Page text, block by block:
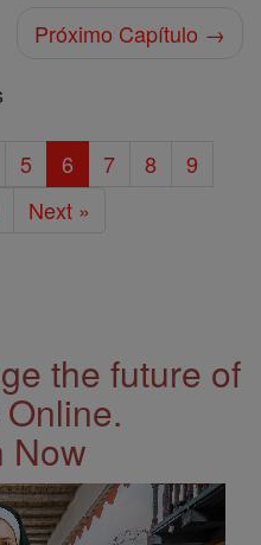
Próximo Capítulo →
5 6 7 8
9
Next »
the future of
Now